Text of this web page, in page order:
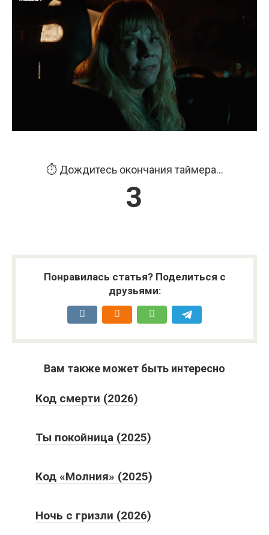
⏱️ Дождитесь окончания таймера...
3
Понравилась статья? Поделиться с
друзьями:
Вам также может быть интересно
Код смерти (2026)
Ты покойница (2025)
Код «Молния» (2025)
Ночь с гризли (2026)